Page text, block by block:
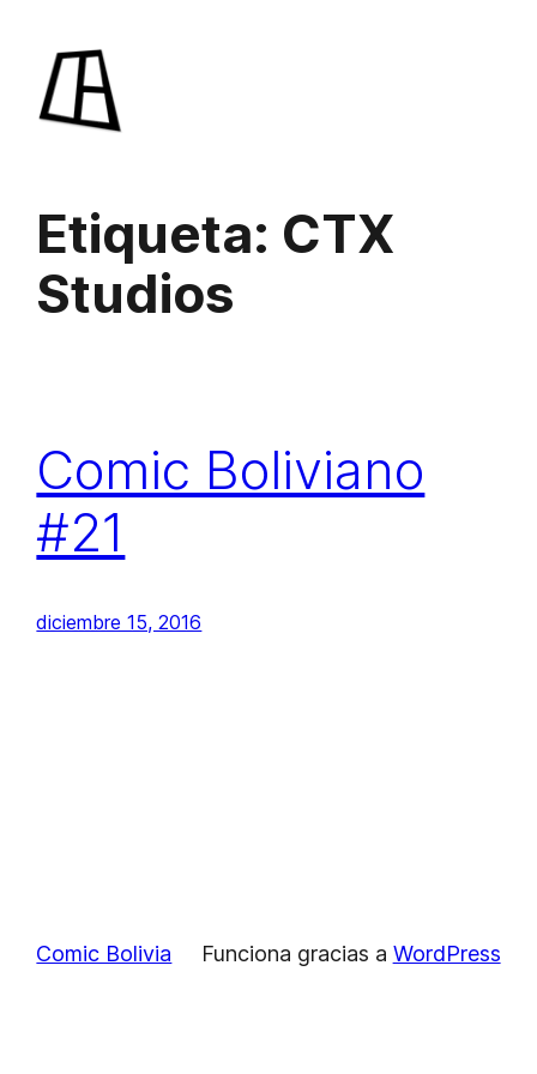
contenido
Etiqueta: CTX
Studios
Comic Boliviano
#21
diciembre 15, 2016
Comic Bolivia Funciona gracias a WordPress